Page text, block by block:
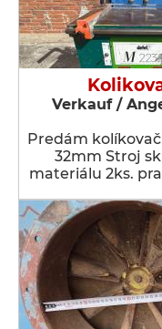
Verkauf /
Predám
32mm Stroj
materiálu 2ks.